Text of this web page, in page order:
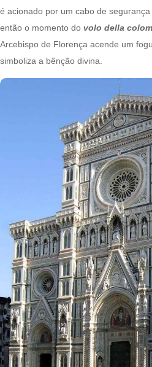
é acionado por um cabo de
então o momento do volo della
Arcebispo de Florença acende um
simboliza a bênção divina.